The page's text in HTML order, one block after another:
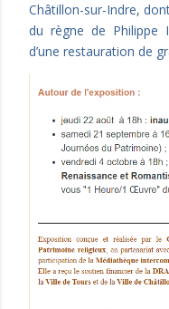
Châtillon-sur-Indre,
du règne de Philippe
d’une restauration de